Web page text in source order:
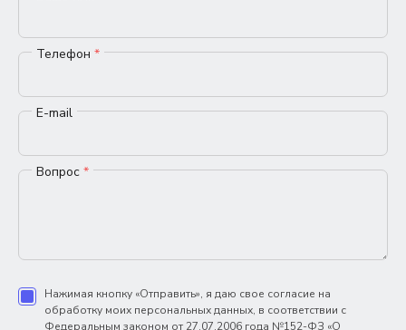
Телефон *
E-mail
Вопрос *
Нажимая кнопку «Отправить», я даю свое согласие на
обработку моих персональных данных, в соответствии с
Федеральным законом от 27.07.2006 года №152-ФЗ «О